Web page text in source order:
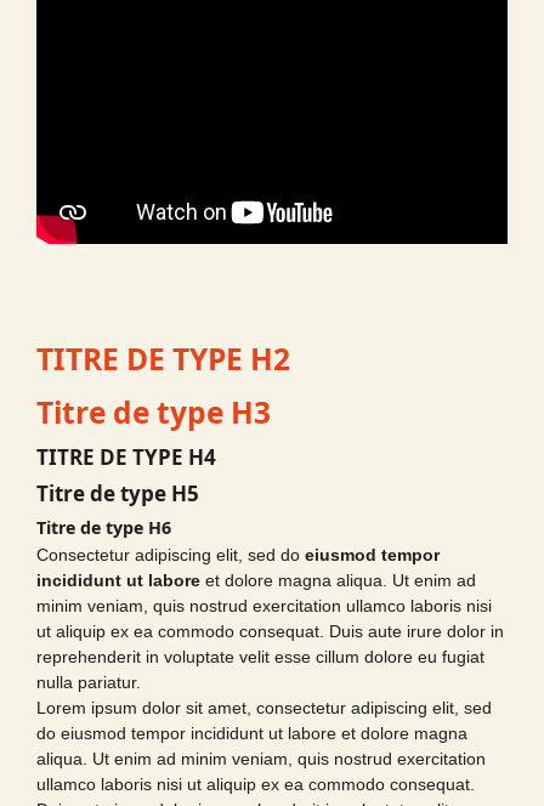
TITRE DE TYPE H2
Titre de type H3
TITRE DE TYPE H4
Titre de type H5
Titre de type H6
Consectetur adipiscing elit, sed do eiusmod tempor
incididunt ut labore et dolore magna aliqua. Ut enim ad
minim veniam, quis nostrud exercitation ullamco laboris nisi
ut aliquip ex ea commodo consequat. Duis aute irure dolor in
reprehenderit in voluptate velit esse cillum dolore eu fugiat
nulla pariatur.
Lorem ipsum dolor sit amet, consectetur adipiscing elit, sed
do eiusmod tempor incididunt ut labore et dolore magna
aliqua. Ut enim ad minim veniam, quis nostrud exercitation
ullamco laboris nisi ut aliquip ex ea commodo consequat.